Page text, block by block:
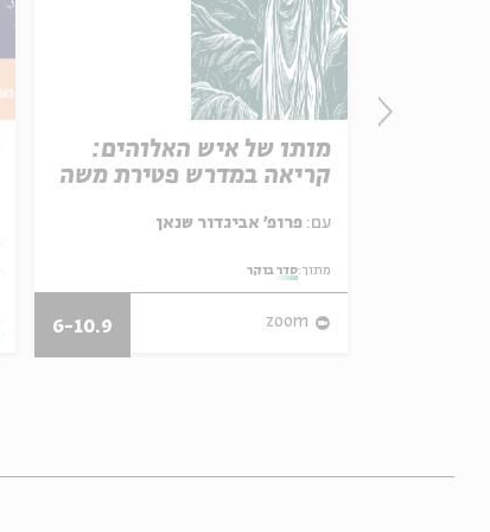
מותו של איש האלוהים:
קריאה במדרש פטירת משה
עם:
מתוך:סדר בוקר
zoom
6-10.9